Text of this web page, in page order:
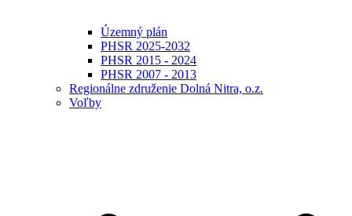
Územný plán
PHSR 2025-2032
PHSR 2015 - 2024
PHSR 2007 - 2013
Regionálne združenie Dolná Nitra, o.z.
Voľby